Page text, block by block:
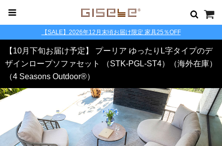
【SALE】2026年12月末頃お届け限定 家具25％OFF
【10月下旬お届け予定】 プーリア ゆったりL字タイプのデ
ザインロープソファセット （STK-PGL-ST4）（海外在庫）
（4 Seasons Outdoor®）